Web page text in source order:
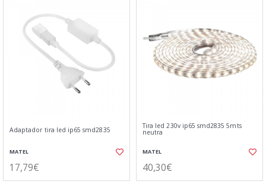
Adaptador tira led ip65 smd2835
MATEL
17,79€
Tira led 230v ip65 smd2835 5mts
neutra
MATEL
40,30€